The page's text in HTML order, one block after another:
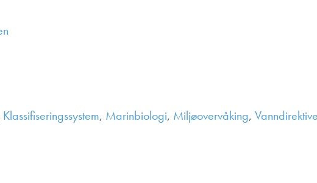
Klassifiseringssystem, Marinbiologi, Miljøovervåking,